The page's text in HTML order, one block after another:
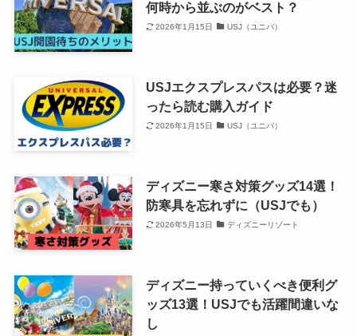
何時から並ぶのがベスト？
2026年1月15日 USJ（ユニバ）
USJエクスプレスパスは必要？迷
ったら読む購入ガイド
2026年1月15日 USJ（ユニバ）
ディズニー寒さ対策グッズ14選！
防寒具を忘れずに（USJでも）
2026年5月13日 ディズニーリゾート
ディズニー持っていくべき便利グ
ッズ13選！USJでも活躍間違いな
し